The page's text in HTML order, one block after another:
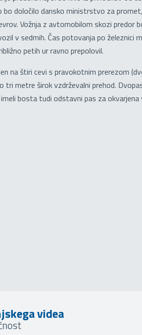
bo določilo dansko ministrstvo za
Vožnja z avtomobilom skozi predor
v sedmih. Čas potovanja po železnici
petih ur ravno prepolovil.
na štiri cevi s pravokotnim prerezom
tri metre širok vzdrževalni prehod.
bosta tudi odstavni pas za okvarjena
videa